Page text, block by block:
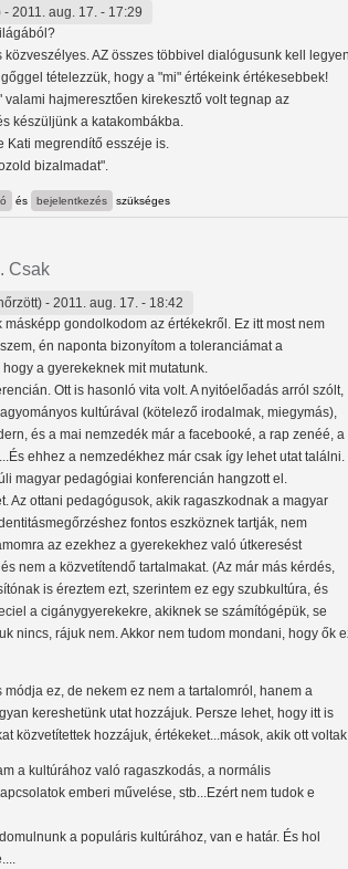
- 2011. aug. 17. - 17:29
közveszélyes. AZ összes többivel dialógusunk kell
tételezzük, hogy a "mi" értékeink értékesebbek!
valami hajmeresztően kirekesztő volt tegnap az
készüljünk a katakombákba.
Kati megrendítő esszéje is.
bizalmadat".
és bejelentkezés szükséges
Csak
- 2011. aug. 17. - 18:42
másképp gondolkodom az értékekről. Ez itt most nem
én naponta bizonyítom a toleranciámat a
a gyerekeknek mit mutatunk.
Ott is hasonló vita volt. A nyitóelőadás arról szólt,
kultúrával (kötelező irodalmak, miegymás),
és a mai nemzedék már a facebooké, a rap zenéé, a
ehhez a nemzedékhez már csak így lehet utat találni.
magyar pedagógiai konferencián hangzott el.
Az ottani pedagógusok, akik ragaszkodnak a magyar
fontos eszköznek tartják, nem
az ezekhez a gyerekekhez való útkeresést
nem a közvetítendő tartalmakat. (Az már más kérdés,
is éreztem ezt, szerintem ez egy szubkultúra, és
a cigánygyerekekre, akiknek se számítógépük, se
nincs, rájuk nem. Akkor nem tudom mondani, hogy ők
ez, de nekem ez nem a tartalomról, hanem a
kereshetünk utat hozzájuk. Persze lehet, hogy itt is
közvetítettek hozzájuk, értékeket...mások, akik ott
a kultúrához való ragaszkodás, a normális
emberi művelése, stb...Ezért nem tudok e
a populáris kultúrához, van e határ. És hol